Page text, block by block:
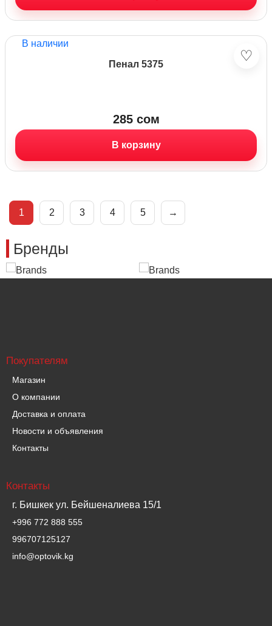
В наличии
♡
Пенал 5375
285 сом
В корзину
1 2 3 4 5 →
Бренды
Покупателям
Магазин
О компании
Доставка и оплата
Новости и объявления
Контакты
Контакты
г. Бишкек ул. Бейшеналиева 15/1
+996 772 888 555
996707125127
info@optovik.kg